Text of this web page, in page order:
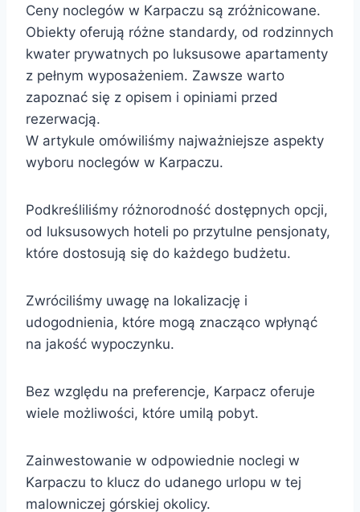
Ceny noclegów w Karpaczu są zróżnicowane.
Obiekty oferują różne standardy, od rodzinnych
kwater prywatnych po luksusowe apartamenty
z pełnym wyposażeniem. Zawsze warto
zapoznać się z opisem i opiniami przed
rezerwacją.
W artykule omówiliśmy najważniejsze aspekty
wyboru noclegów w Karpaczu.
Podkreśliliśmy różnorodność dostępnych opcji,
od luksusowych hoteli po przytulne pensjonaty,
które dostosują się do każdego budżetu.
Zwróciliśmy uwagę na lokalizację i
udogodnienia, które mogą znacząco wpłynąć
na jakość wypoczynku.
Bez względu na preferencje, Karpacz oferuje
wiele możliwości, które umilą pobyt.
Zainwestowanie w odpowiednie noclegi w
Karpaczu to klucz do udanego urlopu w tej
malowniczej górskiej okolicy.